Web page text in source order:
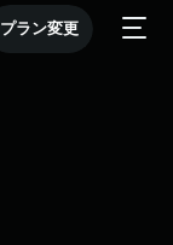
プラン変更